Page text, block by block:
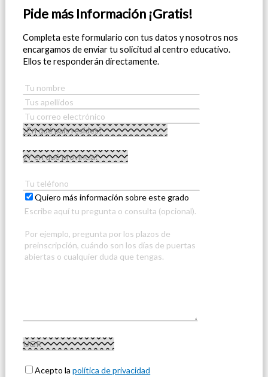
Pide más Información ¡Gratis!
Completa este formulario con tus datos y nosotros nos
encargamos de enviar tu solicitud al centro educativo.
Ellos te responderán directamente.
Quiero más información sobre este grado
Acepto lapolítica de privacidad